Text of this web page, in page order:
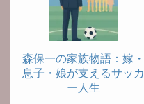
森保一の家族物語：嫁・
息子・娘が支えるサッカ
ー人生